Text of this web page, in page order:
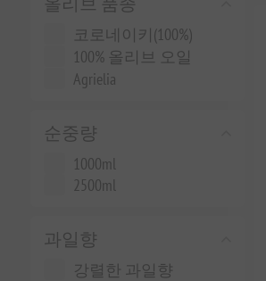
코로네이키(100%)
100% 올리브 오일
Agrielia
순중량
1000ml
2500ml
과일향
강렬한 과일향